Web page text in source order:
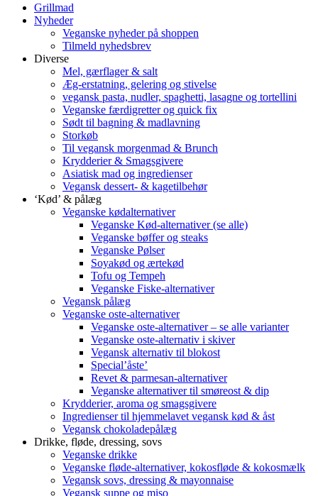
Grillmad
Nyheder
Veganske nyheder på shoppen
Tilmeld nyhedsbrev
Diverse
Mel, gærflager & salt
Æg-erstatning, gelering og stivelse
vegansk pasta, nudler, spaghetti, lasagne og tortellini
Veganske færdigretter og quick fix
Sødt til bagning & madlavning
Storkøb
Til vegansk morgenmad & Brunch
Krydderier & Smagsgivere
Asiatisk mad og ingredienser
Vegansk dessert- & kagetilbehør
‘Kød’ & pålæg
Veganske kødalternativer
Veganske Kød-alternativer (se alle)
Veganske bøffer og steaks
Veganske Pølser
Soyakød og ærtekød
Tofu og Tempeh
Veganske Fiske-alternativer
Vegansk pålæg
Veganske oste-alternativer
Veganske oste-alternativer – se alle varianter
Veganske oste-alternativ i skiver
Vegansk alternativ til blokost
Special’åste’
Revet & parmesan-alternativer
Veganske alternativer til smøreost & dip
Krydderier, aroma og smagsgivere
Ingredienser til hjemmelavet vegansk kød & åst
Vegansk chokoladepålæg
Drikke, fløde, dressing, sovs
Veganske drikke
Veganske fløde-alternativer, kokosfløde & kokosmælk
Vegansk sovs, dressing & mayonnaise
Vegansk suppe og miso